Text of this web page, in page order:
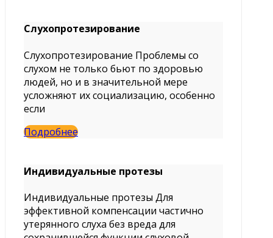
Слухопротезирование
Слухопротезирование Проблемы со
слухом не только бьют по здоровью
людей, но и в значительной мере
усложняют их социализацию, особенно
если
Подробнее
Индивидуальные протезы
Индивидуальные протезы Для
эффективной компенсации частично
утерянного слуха без вреда для